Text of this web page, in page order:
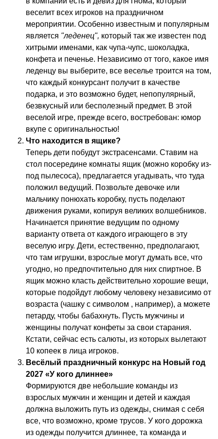
веселит всех игроков на праздничном
мероприятии. Особенно известным и популярным
является "леденец", который так же известен под
хитрыми именами, как чупа-чупс, шоколадка,
конфета и печенье. Независимо от того, какое имя
леденцу вы выберите, все веселье троится на том,
что каждый конкурсант получит в качестве
подарка, и это возможно будет, непопулярный,
безвкусный или бесполезный предмет. В этой
веселой игре, прежде всего, востребован: юмор
вкупе с оригинальностью!
Что находится в ящике?
Теперь дети побудут экстрасенсами. Ставим на
стол посередине комнаты ящик (можно коробку из-
под пылесоса), предлагается угадывать, что туда
положил ведущий. Позвольте девочке или
мальчику понюхать коробку, пусть поделают
движения руками, копируя великих волшебников.
Начинается принятие ведущим по одному
варианту ответа от каждого играющего в эту
веселую игру. Дети, естественно, предполагают,
что там игрушки, взрослые могут думать все, что
угодно, но предпочтительно для них спиртное. В
ящик можно класть действительно хорошие вещи,
которые подойдут любому человеку независимо от
возраста (чашку с символом , например), а можете
петарду, чтобы бабахнуть. Пусть мужчины и
женщины получат конфеты за свои старания.
Кстати, сейчас есть салюты, из которых вылетают
10 копеек в лица игроков.
Весёлый праздничный конкурс на Новый год
2027 «У кого длиннее»
Формируются две небольшие команды из
взрослых мужчин и женщин и детей и каждая
должна выложить путь из одежды, снимая с себя
все, что возможно, кроме трусов. У кого дорожка
из одежды получится длиннее, та команда и